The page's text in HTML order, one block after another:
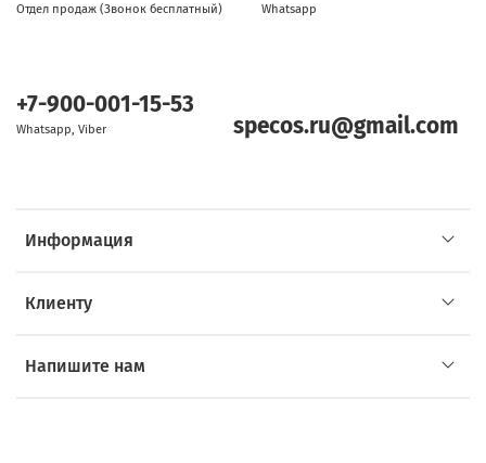
Информация
Клиенту
Напишите нам
Отдел продаж (Звонок бесплатный) Whatsapp
+7-900-001-15-53
Whatsapp, Viber specos.ru@gmail.com